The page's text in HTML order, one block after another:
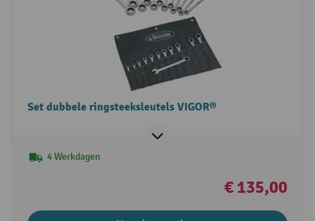
Set dubbele ringsteeksleutels VIGOR®
4 Werkdagen
€ 135,00